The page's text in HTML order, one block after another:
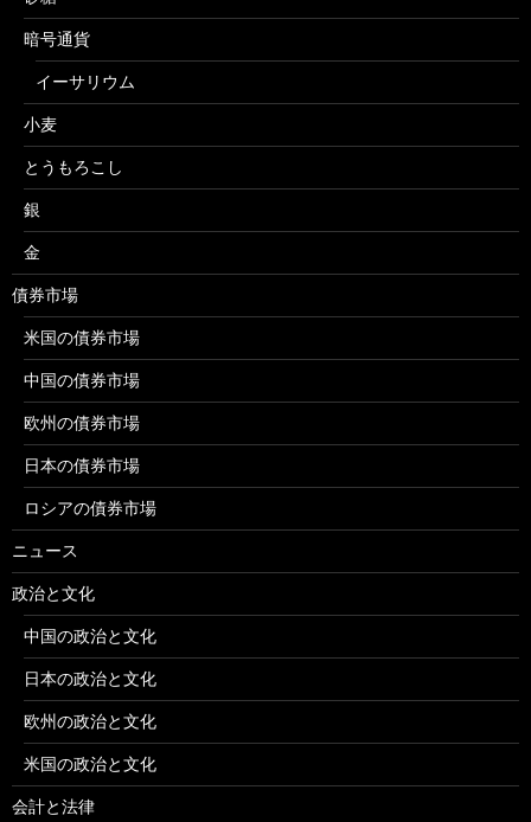
暗号通貨
イーサリウム
小麦
とうもろこし
銀
金
債券市場
米国の債券市場
中国の債券市場
欧州の債券市場
日本の債券市場
ロシアの債券市場
ニュース
政治と文化
中国の政治と文化
日本の政治と文化
欧州の政治と文化
米国の政治と文化
会計と法律